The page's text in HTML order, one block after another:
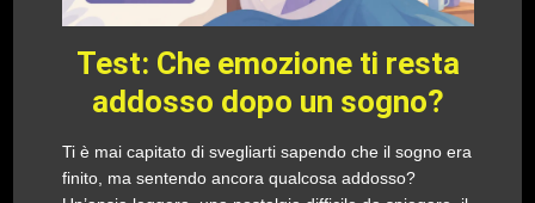
Test: Che emozione ti resta
addosso dopo un sogno?
Ti è mai capitato di svegliarti sapendo che il sogno era
finito, ma sentendo ancora qualcosa addosso?